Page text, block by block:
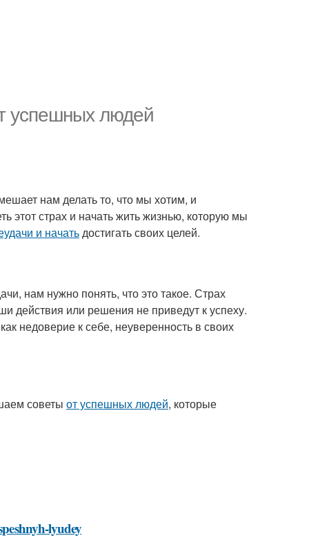
успешных людей
нам делать то, что мы хотим, и
этот страх и начать жить жизнью, которую мы
и начатьдостигать своих целей.
нам нужно понять, что это такое. Страх
действия или решения не приведут к успеху.
недоверие к себе, неуверенность в своих
советы от успешных людей, которые
lyudey